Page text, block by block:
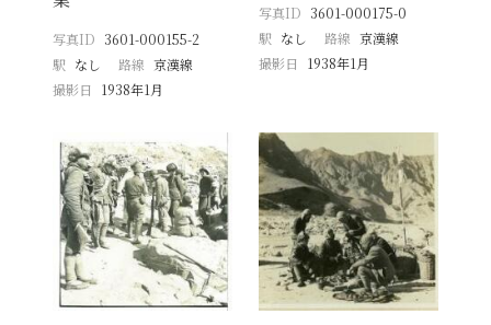
写真ID 3601-000155-2
駅 なし 路線 京漢線
撮影日
1938年1月
写真ID 3601-000175-0
駅 なし 路線 京漢線
撮影日
1938年1月